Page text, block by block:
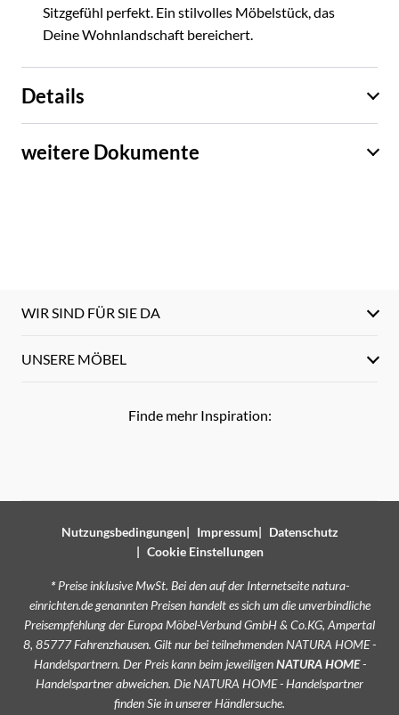
Sitzgefühl perfekt. Ein stilvolles Möbelstück, das
Deine Wohnlandschaft bereichert.
Details
weitere Dokumente
WIR SIND FÜR SIE DA
UNSERE MÖBEL
Finde mehr Inspiration:
Nutzungsbedingungen Impressum
Datenschutz
Cookie Einstellungen
*Preise inklusive MwSt. Bei den auf der Internetseite natura-
einrichten.de genannten Preisen handelt es sich um die unverbindliche
Preisempfehlung der Europa Möbel-Verbund GmbH & Co.KG, Ampertal
8, 85777 Fahrenzhausen. Gilt nur bei teilnehmenden NATURA HOME -
Handelspartnern. Der Preis kann beim jeweiligenNATURA HOME-
Handelspartner abweichen. Die NATURA HOME - Handelspartner
finden Sie in unsererHändlersuche.